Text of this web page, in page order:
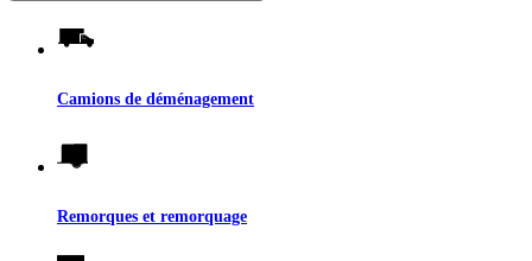
Camions de déménagement
Remorques et remorquage